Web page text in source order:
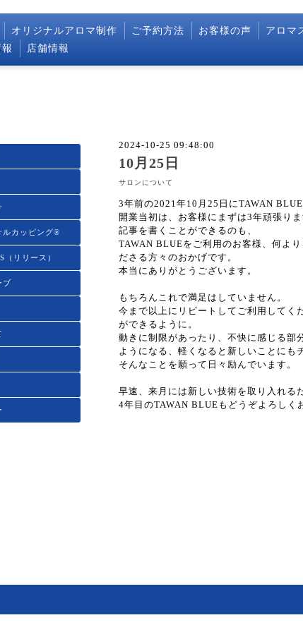
オリジナルアロマ制作 ご予約方法 お客様の声 アロマ
店舗情報
ルカッピング®️
（リリース）
ブ
2024-10-25 09:48:00
10月25日
サロンについて
3年前の2021年10月25日にTAWAN
開業当初は、お客様にまずは3年頑張り
記事を書くことができるのも、
TAWAN BLUEをご利用のお客様、何よ
ださる方々のおかげです。
本当にありがとうございます。
もちろんこれで満足はしていません。
今まで以上にリピートしてご利用してく
ができるように。
動きに制限があったり、不快に感じる部
ようになる、軽くなると新しいことにも
そんなことを願って日々励んでいます。
早速、来月には新しい技術を取り入れる
4年目のTAWAN BLUEもどうぞよろしく